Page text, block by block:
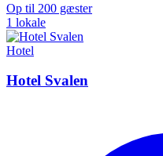
Op til 200 gæster
1 lokale
Hotel
Hotel Svalen